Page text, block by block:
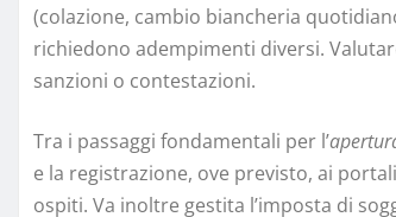
(colazione, cambio biancheria
richiedono adempimenti diversi.
sanzioni o contestazioni.
Tra i passaggi fondamentali per l’
e la registrazione, ove previsto, ai
ospiti. Va inoltre gestita l’imposta di